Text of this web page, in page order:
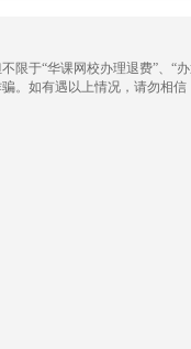
限于“华课网校办理退费”、“
。如有遇以上情况，请勿相